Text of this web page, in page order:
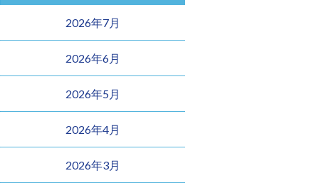
2026年7月
2026年6月
2026年5月
2026年4月
2026年3月